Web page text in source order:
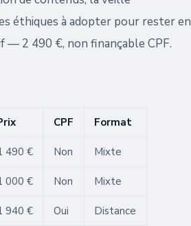
à adopter pour rester en
— 2 490 €, non finançable CPF.
CPF Format
490 € Non Mixte
000 € Non Mixte
940 € Oui Distance